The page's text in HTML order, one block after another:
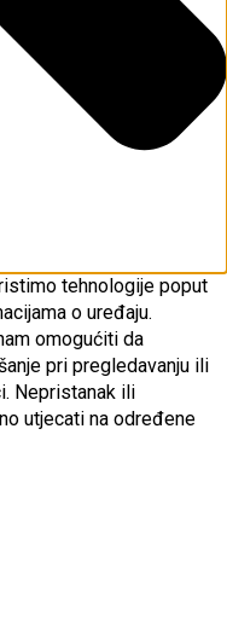
tehnologije poput
o uređaju.
omogućiti da
pri pregledavanju ili
Nepristanak ili
utjecati na određene